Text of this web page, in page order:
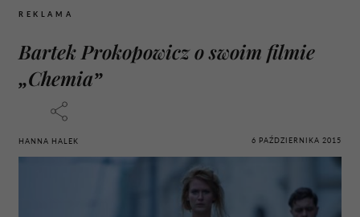
REKLAMA
Bartek Prokopowicz o swoim filmie
„Chemia”
HANNA HALEK 6 PAŹDZIERNIKA 2015